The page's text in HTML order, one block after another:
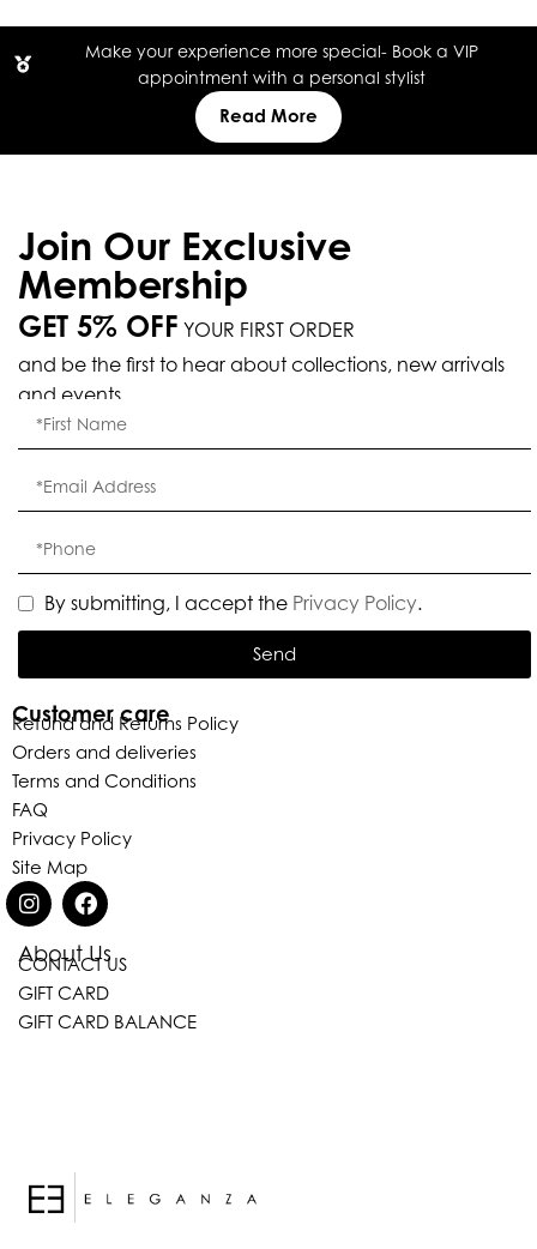
Make your experience more special- Book a VIP
appointment with a personal stylist
Read More
About Us
CONTACT US
GIFT CARD
GIFT CARD BALANCE
Customer care
Refund and Returns Policy
Orders and deliveries
Terms and Conditions
FAQ
Privacy Policy
Site Map
Join Our Exclusive
Membership
GET 5% OFF YOUR FIRST ORDER
and be the first to hear about collections, new arrivals
and events.
By submitting, I accept the Privacy Policy.
Send
Eleganza Israel
האם נוכל לעזור לך?